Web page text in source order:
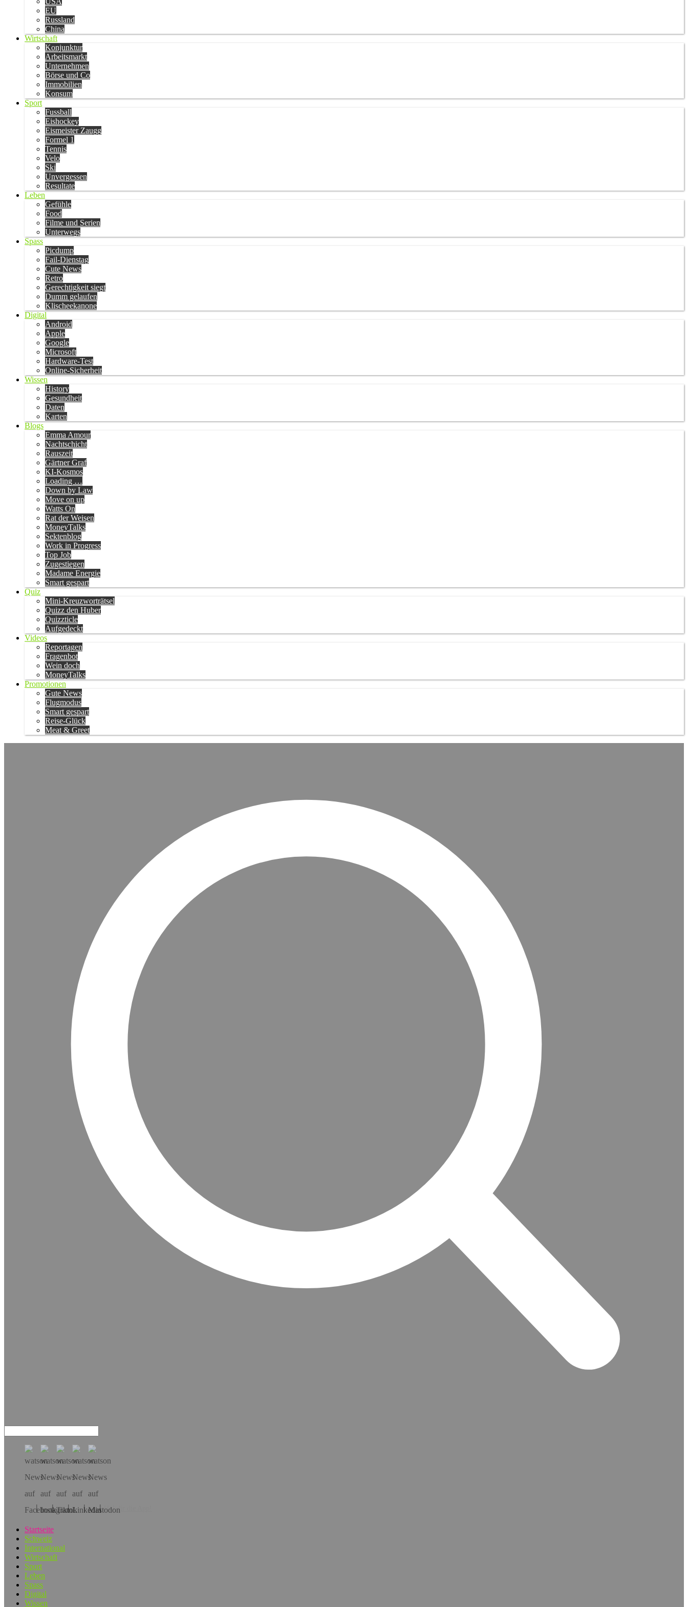
EU
Russland
China
Wirtschaft
Konjunktur
Arbeitsmarkt
Unternehmen
Börse und Co
Immobilien
Konsum
Sport
Fussball
Eishockey
Eismeister Zaugg
Formel 1
Tennis
Velo
Ski
Unvergessen
Resultate
Leben
Gefühle
Food
Filme und Serien
Unterwegs
Spass
Picdump
Fail-Dienstag
Cute News
Retro
Gerechtigkeit siegt
Dumm gelaufen
Klischeekanone
Digital
Android
Apple
Google
Microsoft
Hardware-Test
Online-Sicherheit
Wissen
History
Gesundheit
Daten
Karten
Blogs
Emma Amour
Nachtschicht
Rauszeit
Gärtner Graf
KI-Kosmos
Loading …
Down by Law
Move on up
Watts On
Rat der Weisen
MoneyTalks
Sektenblog
Work in Progress
Top Job
Zugestiegen
Madame Energie
Smart gespart
Quiz
Mini-Kreuzworträtsel
Quizz den Huber
Quizzticle
Aufgedeckt
Videos
Reportagen
Fragenbot
Wein doch
MoneyTalks
Promotionen
Gute News
Flugmodus
Smart gespart
Reise-Glück
Meat & Greet
Hol dir die App!
Startseite
Schweiz
International
Wirtschaft
Sport
Leben
Spass
Digital
Wissen